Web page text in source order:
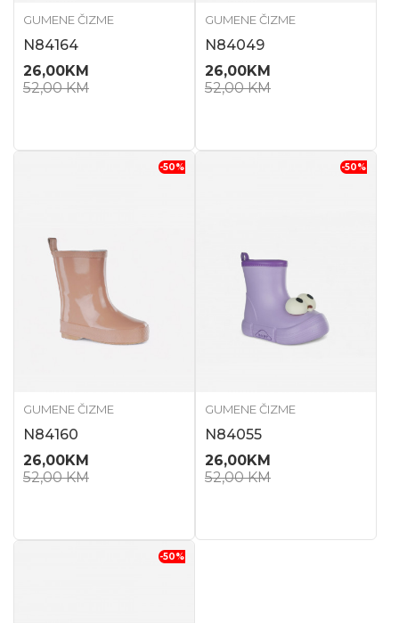
GUMENE ČIZME
N84164
26,00KM
52,00KM
GUMENE ČIZME
N84049
26,00KM
52,00KM
-50%
GUMENE ČIZME
N84160
26,00KM
52,00KM
-50%
GUMENE ČIZME
N84055
26,00KM
52,00KM
-50%